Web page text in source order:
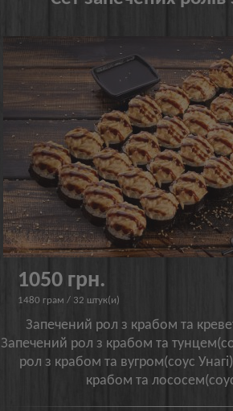
1050 грн.
1480 грам / 32 штук(и)
Запечений рол з крабом та
Запечений рол з крабом та
рол з крабом та вугром(соус
крабом та